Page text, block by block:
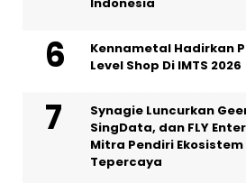
Kennametal Hadirkan
Level Shop Di IMTS 2026
Synagie Luncurkan
SingData, dan FLY
Mitra Pendiri Ekosistem
Tepercaya